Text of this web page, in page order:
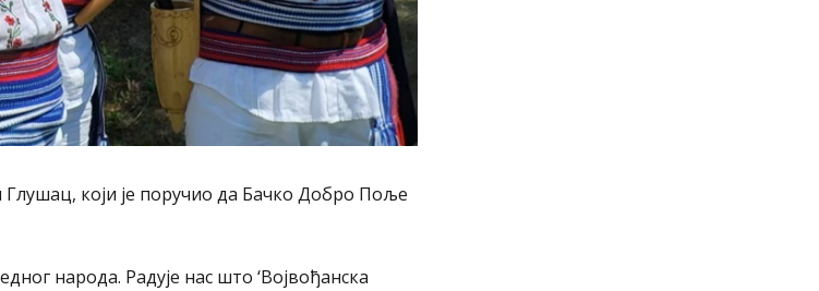
који је поручио да Бачко Добро Поље
народа. Радује нас што ‘Војвођанска